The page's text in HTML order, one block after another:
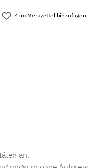
Zum Merkzettel hinzufügen
an.